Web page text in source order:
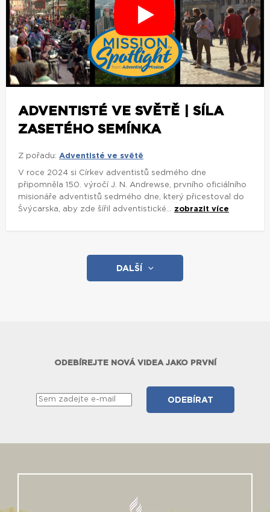
ADVENTISTÉ VE SVĚTĚ | SÍLA
ZASETÉHO SEMÍNKA
Z pořadu: Adventisté ve světě
V roce 2024 si Církev adventistů sedmého dne
připomněla 150. výročí J. N. Andrewse, prvního oficiálního
misionáře adventistů sedmého dne, který přicestoval do
Švýcarska, aby zde šířil adventistické... zobrazit více
DALŠÍ
ODEBÍREJTE NOVÁ VIDEA JAKO PRVNÍ